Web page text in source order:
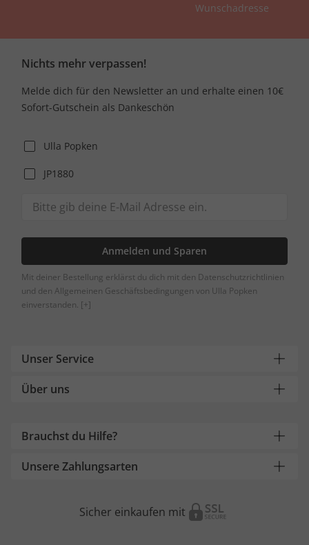
Wunschadresse
Nichts mehr verpassen!
Melde dich für den Newsletter an und erhalte einen 10€
Sofort-Gutschein als Dankeschön
Ulla Popken
JP1880
Anmelden und Sparen
Mit deiner Bestellung erklärst du dich mit den Datenschutzrichtlinien
und den Allgemeinen Geschäftsbedingungen von Ulla Popken
einverstanden. [+]
Unser Service
Über uns
Brauchst du Hilfe?
Unsere Zahlungsarten
Sicher einkaufen mit